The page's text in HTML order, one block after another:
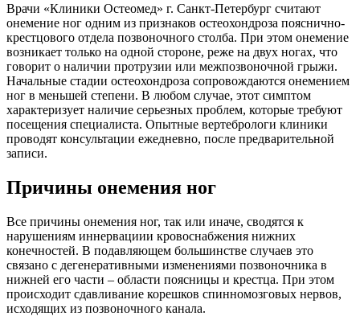
Врачи «Клиники Остеомед» г. Санкт-Петербург считают
онемение ног одним из признаков остеохондроза пояснично-
крестцового отдела позвоночного столба. При этом онемение
возникает только на одной стороне, реже на двух ногах, что
говорит о наличии протрузии или межпозвоночной грыжи.
Начальные стадии остеохондроза сопровождаются онемением
ног в меньшей степени. В любом случае, этот симптом
характеризует наличие серьезных проблем, которые требуют
посещения специалиста. Опытные вертебрологи клиники
проводят консультации ежедневно, после предварительной
записи.
Причины онемения ног
Все причины онемения ног, так или иначе, сводятся к
нарушениям иннервациии кровоснабжения нижних
конечностей. В подавляющем большинстве случаев это
связано с дегенеративными изменениями позвоночника в
нижней его части – области поясницы и крестца. При этом
происходит сдавливание корешков спинномозговых нервов,
исходящих из позвоночного канала.